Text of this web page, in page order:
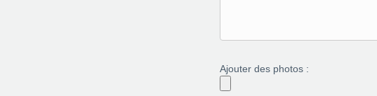
Ajouter des photos :